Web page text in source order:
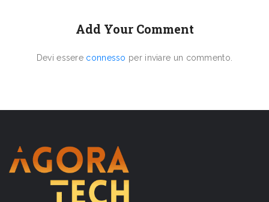
Add Your Comment
Devi essere connesso per inviare un commento.